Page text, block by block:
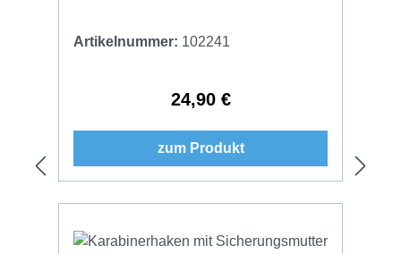
Artikelnummer: 102241
Regulärer Preis:
24,90 €
zum Produkt